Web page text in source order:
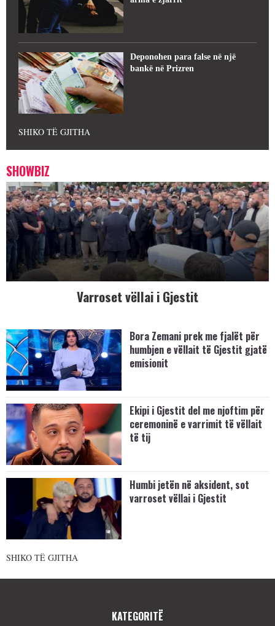
Deponohen para false në një
bankë në Prizren
SHIKO TË GJITHA
SHOWBIZ
Varroset vëllai i Gjestit
Bora Zemani prek me fjalët për
humbjen e vëllait të Gjestit gjatë
emisionit
Ekipi i Gjestit del me njoftim për
ceremoninë e varrimit të vëllait
të tij
Humbi jetën në aksident, sot
varroset vëllai i Gjestit
SHIKO TË GJITHA
KATEGORITË